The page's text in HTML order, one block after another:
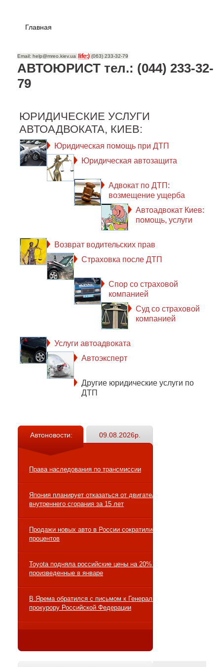
Главная
Email: help@mreo.kiev.ua (063) 233-32-79
АВТОЮРИСТ тел.: (044) 233-32-
79
ЮРИДИЧЕСКИЕ УСЛУГИ
АВТОАДВОКАТА, КИЕВ:
Юридическая помощь при ДТП
Юридическая автозащита
Адвокат по ДТП:
возмещение ущерба
Автоадвокат Киев:
помощь, услуги
Возврат водительских прав
Страховка после ДТП
Спор со страховой
компанией
Суд со страховой
компанией
Услуги автоадвоката
Автоэксперт
Другие юридические услуги по
ДТП
Автоновости: 09.08.2026р.
Права наследования по трансмиссии
Япония планирует отказаться от двигателей
внутреннего сгорания за 15 лет
Продажи новых авто в России сократились на 10
процентов
Toyota подняла российские цены на 20% на авто,
произведенные в январе
В.Ярема обратился с письмом к Генеральному
прокурору Российской Федерации